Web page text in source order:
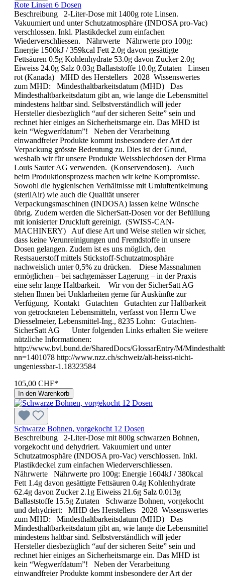
Rote Linsen 6 Dosen
Beschreibung 2-Liter-Dose mit 1400g rote Linsen.
Vakuumiert und unter Schutzatmosphäre (INDOSA pro-Vac)
verschlossen. Inkl. Plastikdeckel zum einfachen
Wiederverschliessen. Nährwerte Nährwerte pro 100g:
Energie 1500kJ / 359kcal Fett 2.0g davon gesättigte
Fettsäuren 0.5g Kohlenhydrate 53.0g davon Zucker 2.0g
Eiweiss 24.0g Salz 0.03g Ballaststoffe 10.0g Zutaten Linsen
rot (Kanada) MHD des Her­stel­lers 2028 Wissenswertes
zum MHD: Mindesthaltbarkeitsdatum (MHD) Das
Mindesthaltbarkeitsdatum gibt an, wie lange die Lebensmittel
mindestens haltbar sind. Selbstverständlich will jeder
Hersteller diesbezüglich “auf der sicheren Seite” sein und
rechnet hier einiges an Sicherheitsmarge ein. Das MHD ist
kein “Wegwerfdatum”! Neben der Verarbeitung
einwandfreier Produkte kommt insbesondere der Art der
Verpackung grösste Bedeutung zu. Dies ist der Grund,
weshalb wir für unsere Produkte Weissblechdosen der Firma
Louis Sauter AG verwenden. (Konservendosen). Auch
beim Produktionsprozess machen wir keine Kompromisse.
Sowohl die hygienischen Verhältnisse mit Umluftentkeimung
(sterilAir) wie auch die Qualität unserer
Verpackungsmaschinen (INDOSA) lassen keine Wünsche
übrig. Zudem werden die SicherSatt-Dosen vor der Befüllung
mit ionisierter Druckluft gereinigt. (SWISS-CAN-
MACHINERY) Auf diese Art und Weise stellen wir sicher,
dass keine Verunreinigungen und Fremdstoffe in unsere
Dosen gelangen. Zudem ist es uns möglich, den
Restsauerstoff mittels Stickstoff-Schutzatmosphäre
nachweislich unter 0,5% zu drücken. Diese Massnahmen
ermöglichen – bei sachgemässer Lagerung – in der Praxis
eine sehr lange Haltbarkeit. Wir von der SicherSatt AG
stehen Ihnen bei Unklarheiten gerne für Auskünfte zur
Verfügung. Kontakt Gutachten Gutachten zur Haltbarkeit
von getrockneten Lebensmitteln, verfasst von Herrn Uwe
Diesselmeier, Lebensmittel-Ing., 8235 Lohn: Gutachten-
SicherSatt AG Unter folgenden Links erhalten Sie weitere
nützliche Informationen:
http://www.bvl.bund.de/SharedDocs/GlossarEntry/M/
nn=1401078 http://www.nzz.ch/schweiz/alt-heisst-nicht-
ungeniessbar-1.18323584
105,00 CHF*
In den Warenkorb
Schwarze Bohnen, vorgekocht 12 Dosen
Beschreibung 2-Liter-Dose mit 800g schwarzen Bohnen,
vorgekocht und dehydriert. Vakuumiert und unter
Schutzatmosphäre (INDOSA pro-Vac) verschlossen. Inkl.
Plastikdeckel zum einfachen Wiederverschliessen.
Nährwerte Nährwerte pro 100g: Energie 1604kJ / 380kcal
Fett 1.4g davon gesättigte Fettsäuren 0.4g Kohlenhydrate
62.4g davon Zucker 2.1g Eiweiss 21.6g Salz 0.013g
Ballaststoffe 15.5g Zutaten Schwarze Bohnen, vorgekocht
und dehydriert: MHD des Her­stel­lers 2028 Wissenswertes
zum MHD: Mindesthaltbarkeitsdatum (MHD) Das
Mindesthaltbarkeitsdatum gibt an, wie lange die Lebensmittel
mindestens haltbar sind. Selbstverständlich will jeder
Hersteller diesbezüglich “auf der sicheren Seite” sein und
rechnet hier einiges an Sicherheitsmarge ein. Das MHD ist
kein “Wegwerfdatum”! Neben der Verarbeitung
einwandfreier Produkte kommt insbesondere der Art der